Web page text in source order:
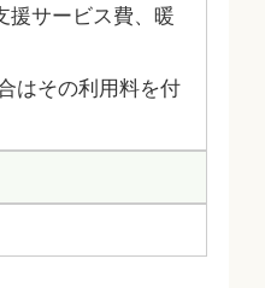
援サービス費、暖
はその利用料を付